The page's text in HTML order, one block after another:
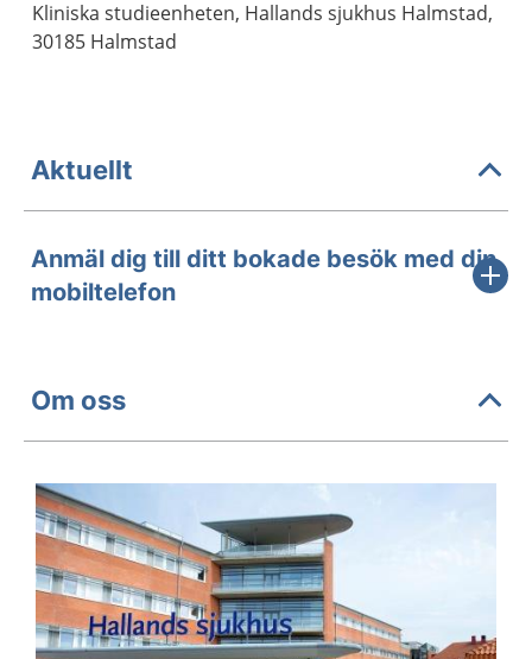
Kliniska studieenheten, Hallands sjukhus Halmstad,
30185 Halmstad
Aktuellt
Anmäl dig till ditt bokade besök med din
mobiltelefon
Om oss